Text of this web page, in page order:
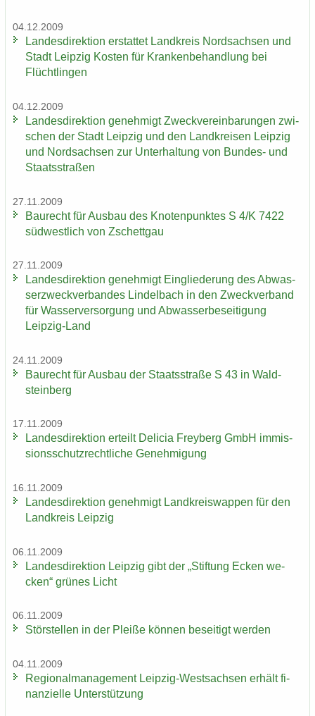
04.12.2009
Lan­des­di­rek­ti­on er­stat­tet Land­kreis Nord­sach­sen und
Stadt Leip­zig Kos­ten für Kran­ken­be­hand­lung bei
Flücht­lin­gen
04.12.2009
Lan­des­di­rek­ti­on ge­neh­migt Zweck­ver­ein­ba­run­gen zwi­
schen der Stadt Leip­zig und den Land­krei­sen Leip­zig
und Nord­sach­sen zur Un­ter­hal­tung von Bundes-​ und
Staats­stra­ßen
27.11.2009
Bau­recht für Aus­bau des Kno­ten­punk­tes S 4/K 7422
süd­west­lich von Zschett­gau
27.11.2009
Lan­des­di­rek­ti­on ge­neh­migt Ein­glie­de­rung des Ab­was­
ser­zweck­ver­ban­des Lindel­bach in den Zweck­ver­band
für Was­ser­ver­sor­gung und Ab­was­ser­be­sei­ti­gung
Leipzig-​Land
24.11.2009
Bau­recht für Aus­bau der Staats­stra­ße S 43 in Wald­
stein­berg
17.11.2009
Lan­des­di­rek­ti­on er­teilt De­li­cia Frey­berg GmbH im­mis­
si­ons­schutz­recht­li­che Ge­neh­mi­gung
16.11.2009
Lan­des­di­rek­ti­on ge­neh­migt Land­kreis­wap­pen für den
Land­kreis Leip­zig
06.11.2009
Lan­des­di­rek­ti­on Leip­zig gibt der „Stif­tung Ecken we­
cken“ grü­nes Licht
06.11.2009
Stör­stel­len in der Plei­ße kön­nen be­sei­tigt wer­den
04.11.2009
Re­gio­nal­ma­nage­ment Leipzig-​Westsachsen er­hält fi­
nan­zi­el­le Un­ter­stüt­zung